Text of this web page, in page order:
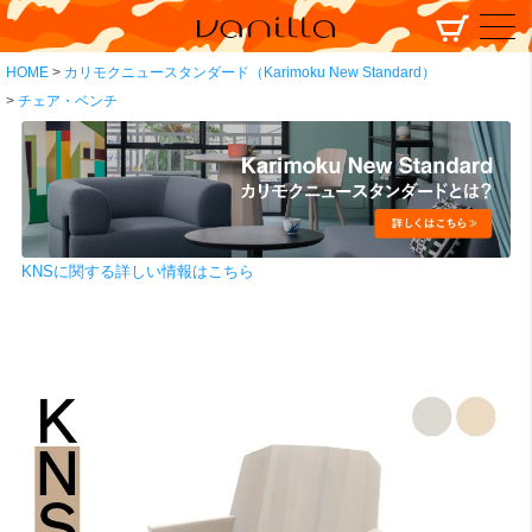
HOME
カリモクニュースタンダード（Karimoku New Standard）
チェア・ベンチ
KNSに関する詳しい情報はこちら